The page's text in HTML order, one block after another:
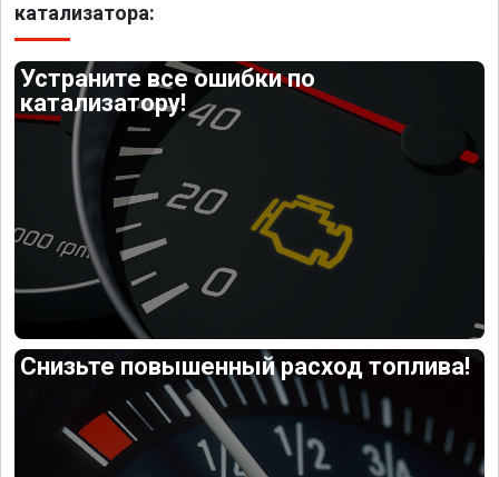
катализатора:
Устраните все ошибки по
катализатору!
Снизьте повышенный расход топлива!